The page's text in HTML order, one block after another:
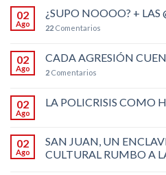
02
Ago
¿SUPO NOOOO? + LAS
22 Comentarios
02
Ago
CADA AGRESIÓN
2 Comentarios
02
Ago
LA POLICRISIS COMO
02
Ago
SAN JUAN, UN
CULTURAL RUMBO A